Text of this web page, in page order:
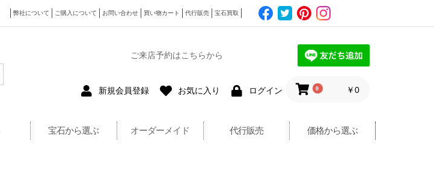
弊社について ご購入について お問い合わせ 買い物カート 代行販売 宝石買取
ご来店予約はこちらから
新規会員登録 お気に入り ログイン 0 ￥0
宝石から選ぶ オーダーメイド 代行販売 価格から選ぶ